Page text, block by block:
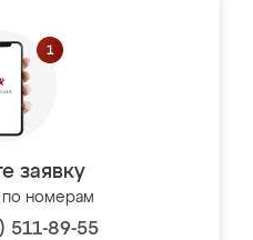
заявку
по номерам
511-89-55